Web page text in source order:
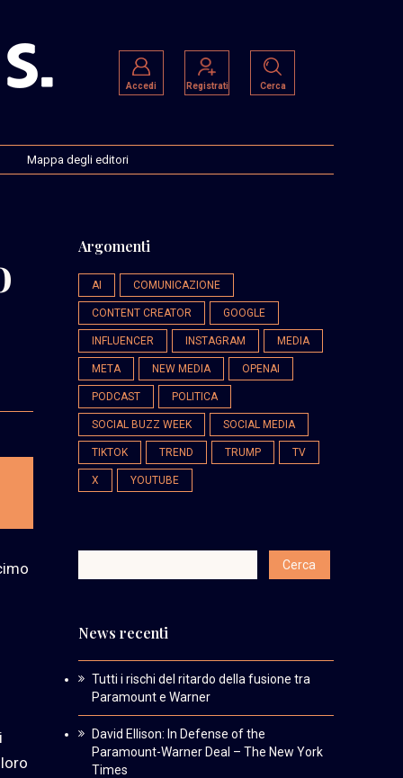
Accedi Registrati Cerca
Mappa degli editori
Argomenti
AI COMUNICAZIONE
CONTENT CREATOR GOOGLE
INFLUENCER INSTAGRAM MEDIA
META NEW MEDIA OPENAI
PODCAST POLITICA
SOCIAL BUZZ WEEK SOCIAL MEDIA
TIKTOK TREND TRUMP TV
X YOUTUBE
News recenti
Tutti i rischi del ritardo della fusione tra
Paramount e Warner
David Ellison: In Defense of the
Paramount-Warner Deal – The New York
Times